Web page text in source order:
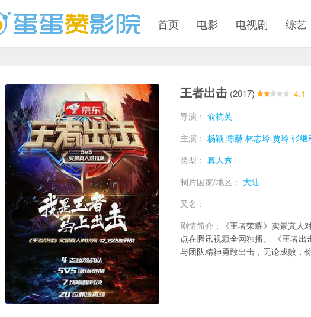
首页 电影 电视剧 综艺
王者出击 (2017)
4.1
导演： 俞杭英
主演： 杨颖 陈赫 林志玲 贾玲 张继
类型： 真人秀
制片国家/地区： 大陆
又名：
剧情简介：
《王者荣耀》实景真
点在腾讯视频全网独播。 《王者
与团队精神勇敢出击，无论成败，